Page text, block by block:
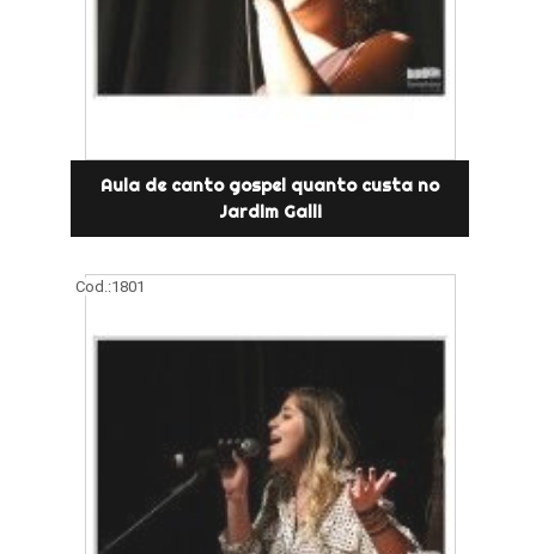
Aula de canto gospel quanto custa no
Jardim Galli
Cod.:1801